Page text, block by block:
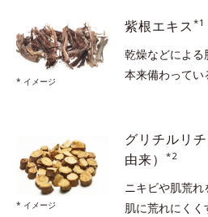
* イメージ
紫根エキス *1
乾燥などによる
本来備わってい
* イメージ
グリチルリ
由来）*2
ニキビや肌荒
肌に荒れにくく